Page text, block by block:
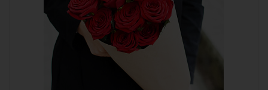
Описание
роза, лента, дизайнерская упаковка